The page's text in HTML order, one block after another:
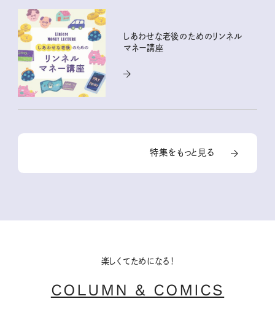
しあわせな老後のためのリンネル
マネー講座
特集をもっと見る
楽しくてためになる！
COLUMN & COMICS